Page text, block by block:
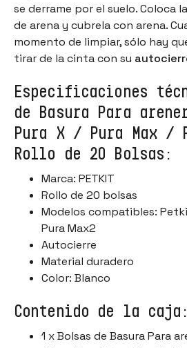
se derrame por el suelo. Coloca
de arena y cubrela con arena.
momento de limpiar, sólo hay
tirar de la cinta con su
Especificaciones
de Basura Para
Pura X / Pura Max /
Rollo de 20 Bolsas:
Marca: PETKIT
Rollo de 20 bolsas
Modelos compatibles:
Pura Max2
Autocierre
Material duradero
Color: Blanco
Contenido de la caja:
1 x Bolsas de Basura Para